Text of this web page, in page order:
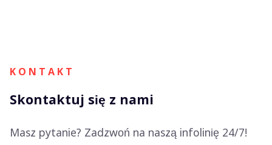
K O N T A K T
Skontaktuj się z nami
Masz pytanie? Zadzwoń na naszą infolinię 24/7!